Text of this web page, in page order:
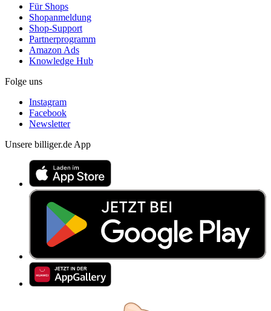
Für Shops
Shopanmeldung
Shop-Support
Partnerprogramm
Amazon Ads
Knowledge Hub
Folge uns
Instagram
Facebook
Newsletter
Unsere billiger.de App